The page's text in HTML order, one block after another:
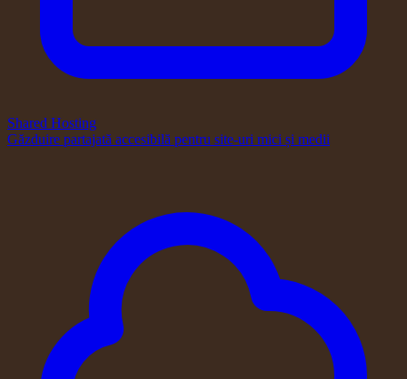
Shared Hosting
Găzduire partajată accesibilă pentru site-uri mici și medii